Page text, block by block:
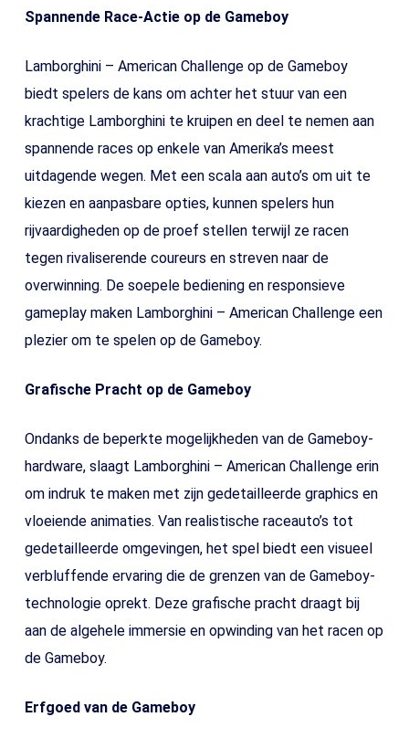
Spannende Race-Actie op de Gameboy
Lamborghini – American Challenge op de Gameboy
biedt spelers de kans om achter het stuur van een
krachtige Lamborghini te kruipen en deel te nemen aan
spannende races op enkele van Amerika’s meest
uitdagende wegen. Met een scala aan auto’s om uit te
kiezen en aanpasbare opties, kunnen spelers hun
rijvaardigheden op de proef stellen terwijl ze racen
tegen rivaliserende coureurs en streven naar de
overwinning. De soepele bediening en responsieve
gameplay maken Lamborghini – American Challenge een
plezier om te spelen op de Gameboy.
Grafische Pracht op de Gameboy
Ondanks de beperkte mogelijkheden van de Gameboy-
hardware, slaagt Lamborghini – American Challenge erin
om indruk te maken met zijn gedetailleerde graphics en
vloeiende animaties. Van realistische raceauto’s tot
gedetailleerde omgevingen, het spel biedt een visueel
verbluffende ervaring die de grenzen van de Gameboy-
technologie oprekt. Deze grafische pracht draagt bij
aan de algehele immersie en opwinding van het racen op
de Gameboy.
Erfgoed van de Gameboy